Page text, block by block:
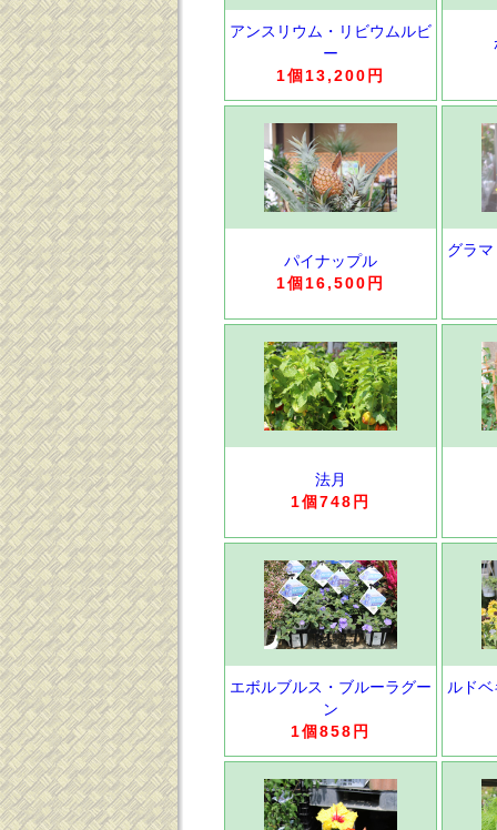
アンスリウム・リビウムルビ
ー
1個13,200円
パイナップル
1個16,500円
グラ
法月
1個748円
エボルブルス・ブルーラグー
ン
1個858円
ルド